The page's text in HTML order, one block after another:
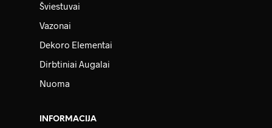
Šviestuvai
Vazonai
Dekoro Elementai
Dirbtiniai Augalai
Nuoma
INFORMACIJA